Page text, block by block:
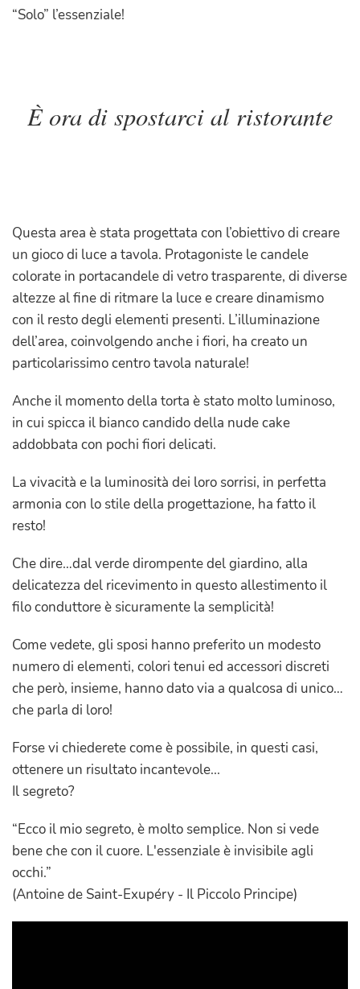
“Solo” l’essenziale!
È ora di spostarci al ristorante
Questa area è stata progettata con l’obiettivo di creare
un gioco di luce a tavola. Protagoniste le candele
colorate in portacandele di vetro trasparente, di diverse
altezze al fine di ritmare la luce e creare dinamismo
con il resto degli elementi presenti. L’illuminazione
dell’area, coinvolgendo anche i fiori, ha creato un
particolarissimo centro tavola naturale!
Anche il momento della torta è stato molto luminoso,
in cui spicca il bianco candido della nude cake
addobbata con pochi fiori delicati.
La vivacità e la luminosità dei loro sorrisi, in perfetta
armonia con lo stile della progettazione, ha fatto il
resto!
Che dire…dal verde dirompente del giardino, alla
delicatezza del ricevimento in questo allestimento il
filo conduttore è sicuramente la semplicità!
Come vedete, gli sposi hanno preferito un modesto
numero di elementi, colori tenui ed accessori discreti
che però, insieme, hanno dato via a qualcosa di unico…
che parla di loro!
Forse vi chiederete come è possibile, in questi casi,
ottenere un risultato incantevole...
Il segreto?
“Ecco il mio segreto, è molto semplice. Non si vede
bene che con il cuore. L'essenziale è invisibile agli
occhi.”
(Antoine de Saint-Exupéry - Il Piccolo Principe)